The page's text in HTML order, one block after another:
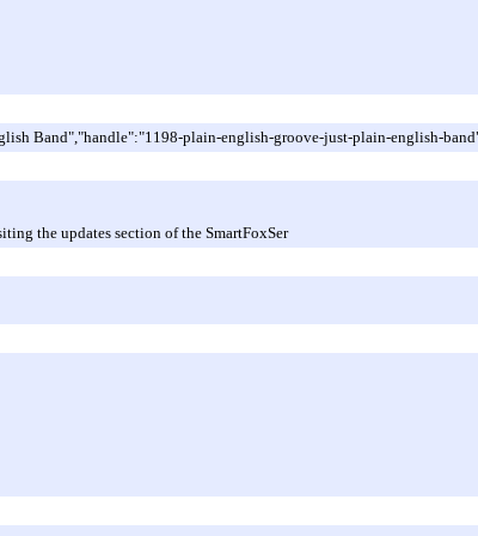
Band","handle":"1198-plain-english-groove-just-plain-english-
the updates section of the SmartFoxSer